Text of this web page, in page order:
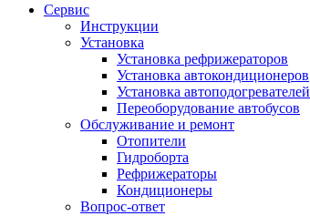
Сервис
Инструкции
Установка
Установка рефрижераторов
Установка автокондиционеров
Установка автоподогревателей
Переоборудование автобусов
Обслуживание и ремонт
Отопители
Гидроборта
Рефрижераторы
Кондиционеры
Вопрос-ответ